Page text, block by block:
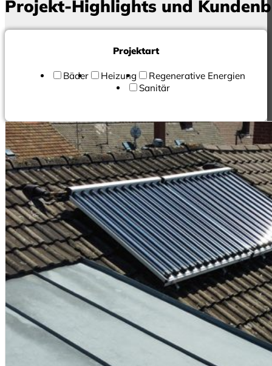
Projekt-Highlights und
Projektart
Bäder Heizung
Regenerative Energien
Sanitär